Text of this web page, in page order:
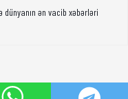
dünyanın ən vacib xəbərləri